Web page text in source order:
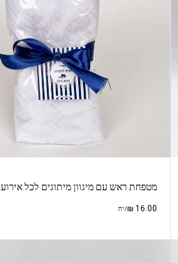
מטפחת ראש עם מיגוון מיתוגים לכל אירוע
₪16.00 /יח